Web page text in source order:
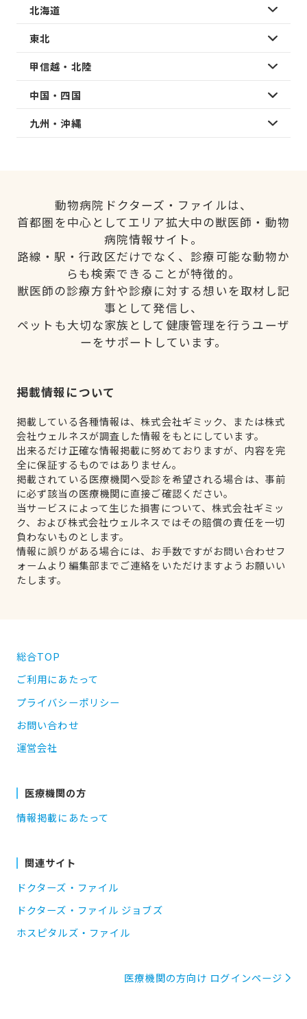
北海道
東北
甲信越・北陸
中国・四国
九州・沖縄
動物病院ドクターズ・ファイルは、
首都圏を中心としてエリア拡大中の獣医師・動物
病院情報サイト。
路線・駅・行政区だけでなく、診療可能な動物か
らも検索できることが特徴的。
獣医師の診療方針や診療に対する想いを取材し記
事として発信し、
ペットも大切な家族として健康管理を行うユーザ
ーをサポートしています。
掲載情報について
掲載している各種情報は、株式会社ギミック、または株式
会社ウェルネスが調査した情報をもとにしています。
出来るだけ正確な情報掲載に努めておりますが、内容を完
全に保証するものではありません。
掲載されている医療機関へ受診を希望される場合は、事前
に必ず該当の医療機関に直接ご確認ください。
当サービスによって生じた損害について、株式会社ギミッ
ク、および株式会社ウェルネスではその賠償の責任を一切
負わないものとします。
情報に誤りがある場合には、お手数ですがお問い合わせフ
ォームより編集部までご連絡をいただけますようお願いい
たします。
総合TOP
ご利用にあたって
プライバシーポリシー
お問い合わせ
運営会社
医療機関の方
情報掲載にあたって
関連サイト
ドクターズ・ファイル
ドクターズ・ファイル ジョブズ
ホスピタルズ・ファイル
医療機関の方向け ログインページ